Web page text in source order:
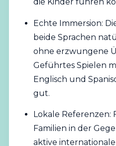
Echte Immersion:
beide Sprachen
ohne erzwungene
Geführtes Spielen
Englisch und
gut.
Lokale Referenzen:
Familien in der
aktiveinternationale